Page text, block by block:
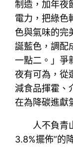
制造，加年夜
電力，把綠色
色與氣味的完
誕藍色，調配
一點二。」爭
夜有可為，從
減食品揮霍、
在為降碳進獻
人不負青
3.8%擺佈”的